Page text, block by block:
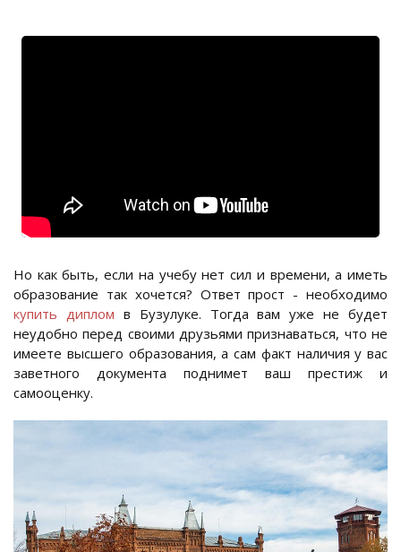
Но как быть, если на учебу нет сил и времени, а иметь
образование так хочется? Ответ прост - необходимо
купить диплом в Бузулуке. Тогда вам уже не будет
неудобно перед своими друзьями признаваться, что не
имеете высшего образования, а сам факт наличия у вас
заветного документа поднимет ваш престиж и
самооценку.